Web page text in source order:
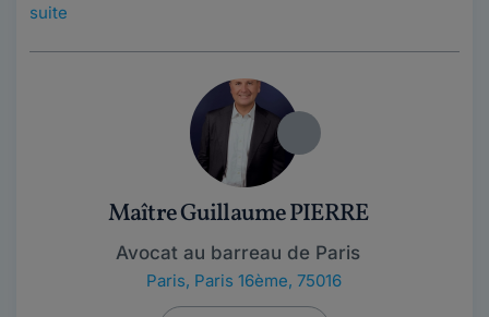
suite
Maître Guillaume PIERRE
Avocat au barreau de Paris
Paris, Paris 16ème, 75016